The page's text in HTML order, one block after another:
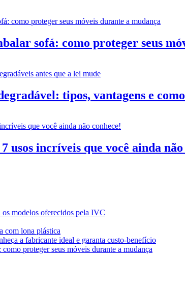
sofá: como proteger seus
tipos, vantagens e
usos incríveis que você ainda não
modelos oferecidos pela IVC
com lona plástica
a fabricante ideal e garanta custo-benefício
proteger seus móveis durante a mudança